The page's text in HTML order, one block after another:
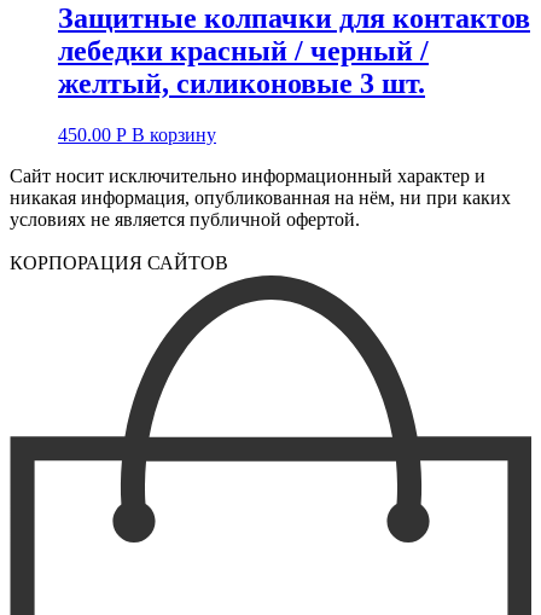
Защитные колпачки для контактов
лебедки красный / черный /
желтый, силиконовые 3 шт.
450.00 Р В корзину
Сайт носит исключительно информационный характер и
никакая информация, опубликованная на нём, ни при каких
условиях не является публичной офертой.
КОРПОРАЦИЯ САЙТОВ